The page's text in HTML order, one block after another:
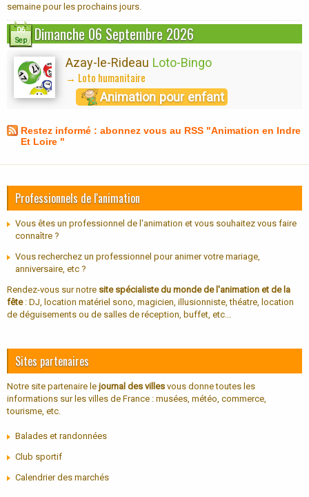
semaine pour les prochains jours.
06
Sep
Dimanche 06 Septembre 2026
Azay-le-Rideau Loto-Bingo
→ Loto humanitaire
Animation pour enfant
Restez informé : abonnez vous au RSS "Animation en Indre
Et Loire "
Professionnels de l'animation
Vous êtes un professionnel de l'animation et vous souhaitez vous faire
connaître ?
Vous recherchez un professionnel pour animer votre mariage,
anniversaire, etc ?
Rendez-vous sur notre site spécialiste du monde de l'animation et de la
fête: DJ, location matériel sono, magicien, illusionniste, théatre, location
de déguisements ou de salles de réception, buffet, etc...
Sites partenaires
Notre site partenaire le journal des villes vous donne toutes les
informations sur les villes de France : musées, météo, commerce,
tourisme, etc.
Balades et randonnées
Club sportif
Calendrier des marchés